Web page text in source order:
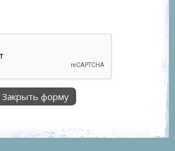
Закрыть форму